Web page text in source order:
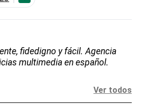
fidedigno y fácil. Agencia
multimedia en español.
Ver todos